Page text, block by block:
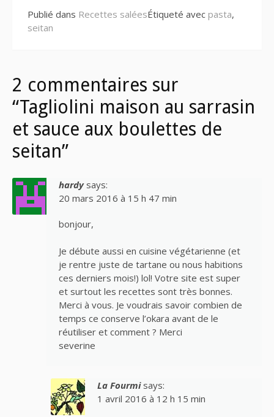
Publié dans Recettes saléesÉtiqueté avec pasta,
seitan
2 commentaires sur
“Tagliolini maison au sarrasin
et sauce aux boulettes de
seitan”
hardy says:
20 mars 2016 à 15 h 47 min
bonjour,
Je débute aussi en cuisine végétarienne (et
je rentre juste de tartane ou nous habitions
ces derniers mois!) lol! Votre site est super
et surtout les recettes sont très bonnes.
Merci à vous. Je voudrais savoir combien de
temps ce conserve l’okara avant de le
réutiliser et comment ? Merci
severine
La Fourmi says:
1 avril 2016 à 12 h 15 min